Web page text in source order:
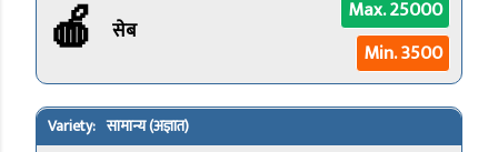
🍎 सेब
Max. 25000
Min. 3500
सामान्य (अज्ञात)